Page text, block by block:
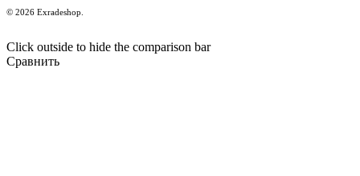
© 2026 Exradeshop.
Click outside to hide the comparison bar
Сравнить